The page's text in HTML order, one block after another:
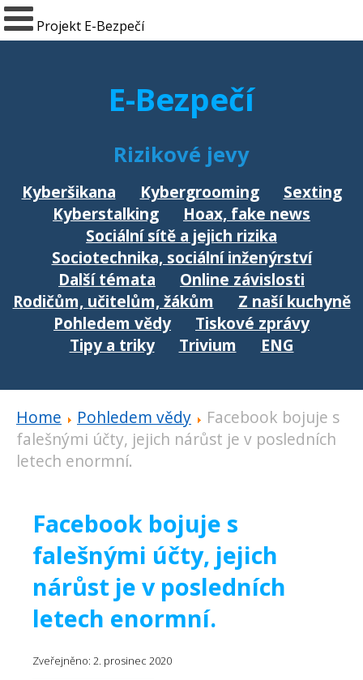
Projekt E-Bezpečí
E-Bezpečí
Rizikové jevy
Kyberšikana Kybergrooming
Sexting
Kyberstalking
Hoax, fake news
Sociální sítě a jejich rizika
Sociotechnika, sociální inženýrství
Další témata
Online závislosti
Rodičům, učitelům, žákům
Z naší kuchyně
Pohledem vědy
Tiskové zprávy
Tipy a triky
Trivium ENG
Home Pohledem vědy
Facebook bojuje s
falešnými účty, jejich nárůst je v posledních
letech enormní.
Facebook bojuje s
falešnými účty, jejich
nárůst je v posledních
letech enormní.
Zveřejněno: 2. prosinec 2020